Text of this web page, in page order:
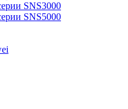
SNS3000
SNS5000